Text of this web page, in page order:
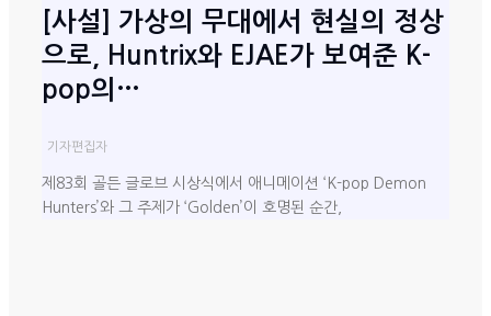
[사설] 가상의 무대에서 현실의 정상
으로, Huntrix와 EJAE가 보여준 K-
pop의…
기자편집자
제83회 골든 글로브 시상식에서 애니메이션 ‘K-pop Demon
Hunters’와 그 주제가 ‘Golden’이 호명된 순간,